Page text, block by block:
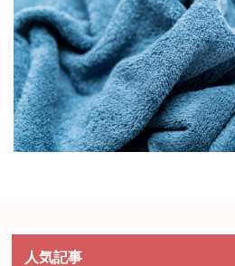
人気記事